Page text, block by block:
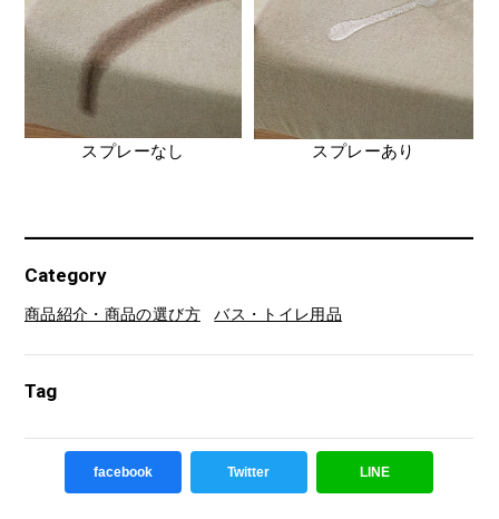
スプレーなし スプレーあり
Category
商品紹介・商品の選び方 バス・トイレ用品
Tag
facebook Twitter LINE